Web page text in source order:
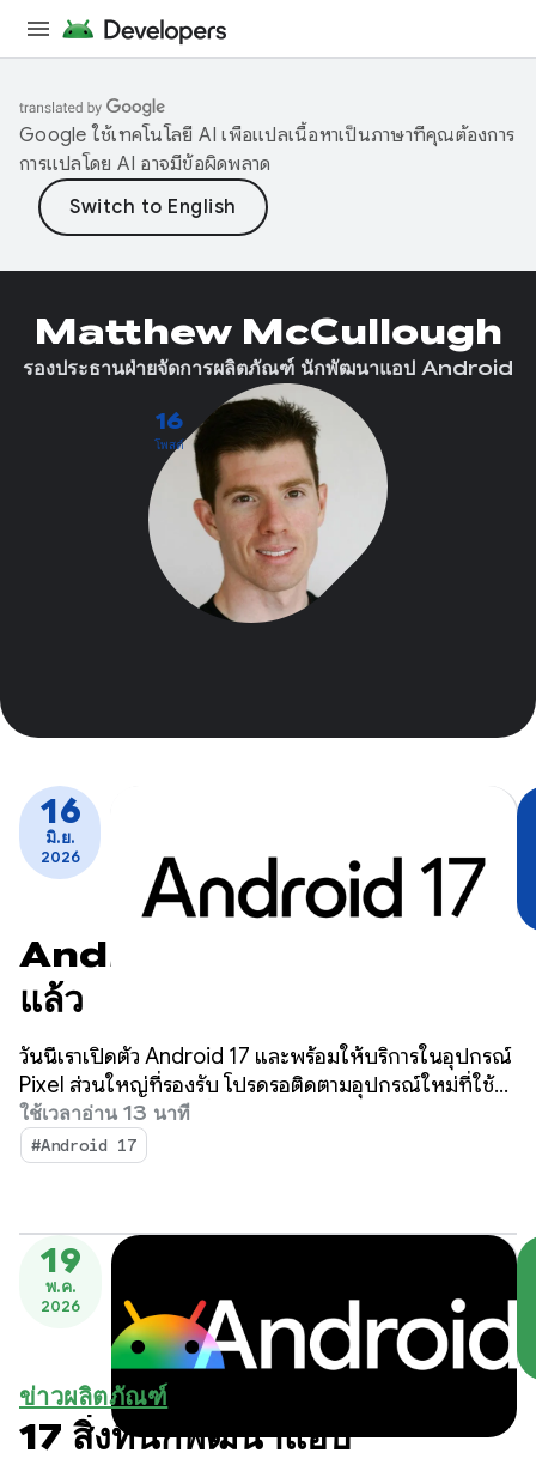
Google ใช้เทคโนโลยี AI เพื่อแปลเนื้อหาเป็นภาษาที่คุณต้องการ
การแปลโดย AI อาจมีข้อผิดพลาด
16
โพสต์
Matthew McCullough
รองประธานฝ่ายจัดการผลิตภัณฑ์ นักพัฒนาแอป Android
16
มิ.ย.
2026
Android 17 พร้อมให้บริการ
แล้ว
วันนี้เราเปิดตัว Android 17 และพร้อมให้บริการในอุปกรณ์
Pixel ส่วนใหญ่ที่รองรับ โปรดรอติดตามอุปกรณ์ใหม่ที่ใช้
Android 17 ในอีกไม่กี่เดือนข้างหน้า
ใช้เวลาอ่าน 13 นาที
#Android 17
19
พ.ค.
2026
ข่าวผลิตภัณฑ์
17 สิ่งที่นักพัฒนาแอป